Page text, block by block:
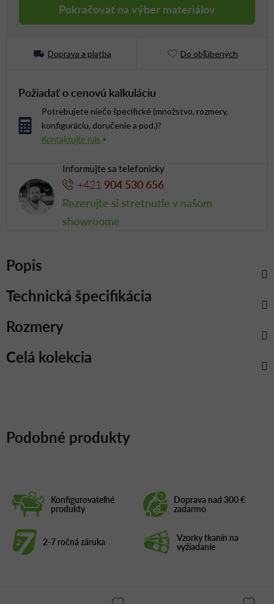
Pokračovať na výber materiálov
Doprava a platba Do obľúbených
Požiadať o cenovú kalkuláciu
Potrebujete niečo špecifické (množstvo, rozmery,
konfiguráciu, doručenie a pod.)?
Informujte sa telefonicky
+421 904 530 656
Rezerujte si stretnutie v našom
showroome
Konfigurovateľné
produkty
Doprava nad 300 €
zadarmo
2-7 ročná záruka Vzorky tkanín na
vyžiadanie
Popis
Celá kolekcia
Rozmery
Technická špecifikácia
Podobné produkty